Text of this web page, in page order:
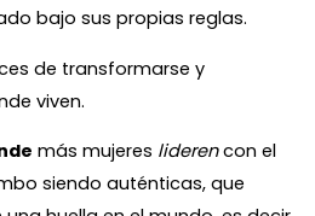
bajo sus propias reglas.
de transformarse y
viven.
más mujeres liderencon el
siendo auténticas, que